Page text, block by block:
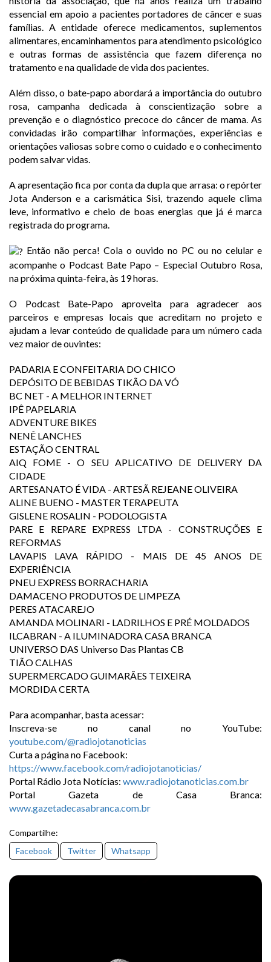
essencial em apoio a pacientes portadores de câncer e suas
famílias. A entidade oferece medicamentos, suplementos
alimentares, encaminhamentos para atendimento psicológico
e outras formas de assistência que fazem diferença no
tratamento e na qualidade de vida dos pacientes.
Além disso, o bate-papo abordará a importância do outubro
rosa, campanha dedicada à conscientização sobre a
prevenção e o diagnóstico precoce do câncer de mama. As
convidadas irão compartilhar informações, experiências e
orientações valiosas sobre como o cuidado e o conhecimento
podem salvar vidas.
A apresentação fica por conta da dupla que arrasa: o repórter
Jota Anderson e a carismática Sisi, trazendo aquele clima
leve, informativo e cheio de boas energias que já é marca
registrada do programa.
Então não perca! Cola o ouvido no PC ou no celular e
acompanhe o Podcast Bate Papo – Especial Outubro Rosa,
na próxima quinta-feira, às 19 horas.
O Podcast Bate-Papo aproveita para agradecer aos
parceiros e empresas locais que acreditam no projeto e
ajudam a levar conteúdo de qualidade para um número cada
vez maior de ouvintes:
PADARIA E CONFEITARIA DO CHICO
DEPÓSITO DE BEBIDAS TIKÃO DA VÓ
BC NET - A MELHOR INTERNET
IPÊ PAPELARIA
ADVENTURE BIKES
NENÊ LANCHES
ESTAÇÃO CENTRAL
AIQ FOME - O SEU APLICATIVO DE DELIVERY DA
CIDADE
ARTESANATO É VIDA - ARTESÃ REJEANE OLIVEIRA
ALINE BUENO - MASTER TERAPEUTA
GISLENE ROSALIN - PODOLOGISTA
PARE E REPARE EXPRESS LTDA - CONSTRUÇÕES E
REFORMAS
LAVAPIS LAVA RÁPIDO - MAIS DE 45 ANOS DE
EXPERIÊNCIA
PNEU EXPRESS BORRACHARIA
DAMACENO PRODUTOS DE LIMPEZA
PERES ATACAREJO
AMANDA MOLINARI - LADRILHOS E PRÉ MOLDADOS
ILCABRAN - A ILUMINADORA CASA BRANCA
UNIVERSO DAS Universo Das Plantas CB
TIÃO CALHAS
SUPERMERCADO GUIMARÃES TEIXEIRA
MORDIDA CERTA
Para acompanhar, basta acessar:
Inscreva-se no canal no YouTube:
youtube.com/@radiojotanoticias
Curta a página no Facebook:
https://www.facebook.com/radiojotanoticias/
Portal Rádio Jota Notícias: www.radiojotanoticias.com.br
Portal Gazeta de Casa Branca:
www.gazetadecasabranca.com.br
Compartilhe:
Facebook
Twitter Whatsapp